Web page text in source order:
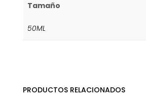
Tamaño
50ML
PRODUCTOS RELACIONADOS